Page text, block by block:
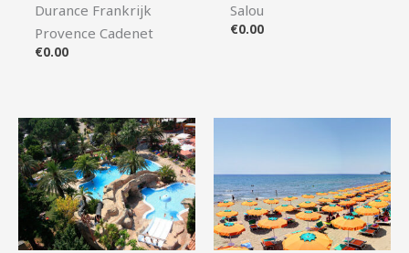
Durance Frankrijk
Provence Cadenet
€0.00
Salou
€0.00